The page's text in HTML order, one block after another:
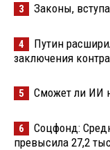
3 Законы,
4
Путин
заключения
5 Сможет ли ИИ
6
Соцфонд:
превысила 27,2